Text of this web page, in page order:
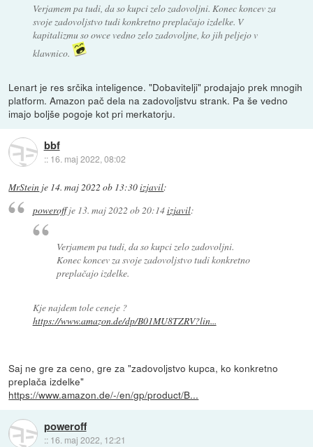
Verjamem pa tudi, da so kupci zelo zadovoljni. Konec koncev za
svoje zadovoljstvo tudi konkretno preplačajo izdelke. V
kapitalizmu so owce vedno zelo zadovoljne, ko jih peljejo v
klawnico.
Lenart je res srčika inteligence. "Dobavitelji" prodajajo prek mnogih
platform. Amazon pač dela na zadovoljstvu strank. Pa še vedno
imajo boljše pogoje kot pri merkatorju.
bbf
:: 16. maj 2022, 08:02
MrStein je 14. maj 2022 ob 13:30izjavil:
poweroffje 13. maj 2022 ob 20:14izjavil:
Verjamem pa tudi, da so kupci zelo zadovoljni.
Konec koncev za svoje zadovoljstvo tudi konkretno
preplačajo izdelke.
Kje najdem tole ceneje ?
https://www.amazon.de/dp/B01MU8TZRV?lin...
Saj ne gre za ceno, gre za "zadovoljstvo kupca, ko konkretno
preplača izdelke"
https://www.amazon.de/-/en/gp/product/B...
poweroff
:: 16. maj 2022, 12:21